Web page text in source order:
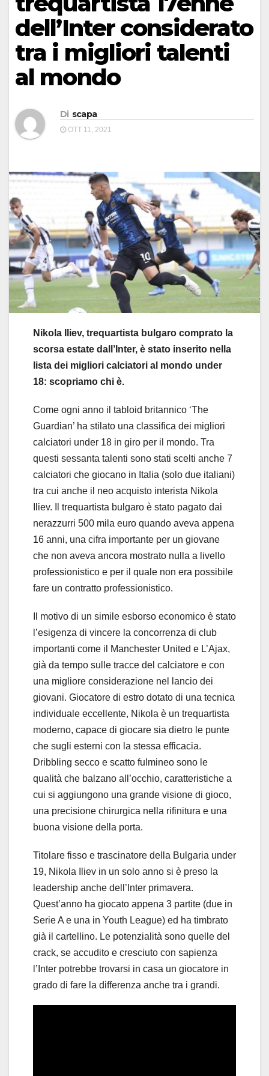
dell’Inter considerato
tra i migliori talenti
al mondo
Di scapa
OTT 11, 2021
Nikola Iliev, trequartista bulgaro comprato la
scorsa estate dall’Inter, è stato inserito nella
lista dei migliori calciatori al mondo under
18: scopriamo chi è.
Come ogni anno il tabloid britannico ‘The
Guardian’ ha stilato una classifica dei migliori
calciatori under 18 in giro per il mondo. Tra
questi sessanta talenti sono stati scelti anche 7
calciatori che giocano in Italia (solo due italiani)
tra cui anche il neo acquisto interista Nikola
Iliev. Il trequartista bulgaro è stato pagato dai
nerazzurri 500 mila euro quando aveva appena
16 anni, una cifra importante per un giovane
che non aveva ancora mostrato nulla a livello
professionistico e per il quale non era possibile
fare un contratto professionistico.
Il motivo di un simile esborso economico è stato
l’esigenza di vincere la concorrenza di club
importanti come il Manchester United e L’Ajax,
già da tempo sulle tracce del calciatore e con
una migliore considerazione nel lancio dei
giovani. Giocatore di estro dotato di una tecnica
individuale eccellente, Nikola è un trequartista
moderno, capace di giocare sia dietro le punte
che sugli esterni con la stessa efficacia.
Dribbling secco e scatto fulmineo sono le
qualità che balzano all’occhio, caratteristiche a
cui si aggiungono una grande visione di gioco,
una precisione chirurgica nella rifinitura e una
buona visione della porta.
Titolare fisso e trascinatore della Bulgaria under
19, Nikola Iliev in un solo anno si è preso la
leadership anche dell’Inter primavera.
Quest’anno ha giocato appena 3 partite (due in
Serie A e una in Youth League) ed ha timbrato
già il cartellino. Le potenzialità sono quelle del
crack, se accudito e cresciuto con sapienza
l’Inter potrebbe trovarsi in casa un giocatore in
grado di fare la differenza anche tra i grandi.